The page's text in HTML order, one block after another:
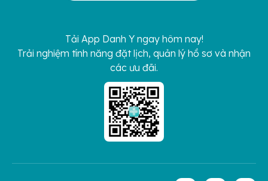
Tải App Danh Y ngay hôm nay!
Trải nghiệm tính năng đặt lịch, quản lý hồ sơ và nhận
các ưu đãi.